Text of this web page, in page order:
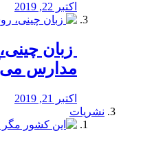
اکتبر 22, 2019
زبان
مدارس
اکتبر 21, 2019
نشریات